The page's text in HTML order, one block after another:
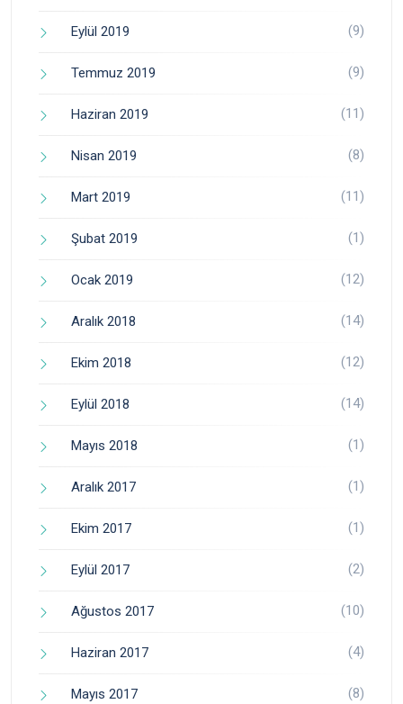
Eylül 2019 (9)
Temmuz 2019 (9)
Haziran 2019 (11)
Nisan 2019 (8)
Mart 2019 (11)
Şubat 2019 (1)
Ocak 2019 (12)
Aralık 2018 (14)
Ekim 2018 (12)
Eylül 2018 (14)
Mayıs 2018 (1)
Aralık 2017 (1)
Ekim 2017 (1)
Eylül 2017 (2)
Ağustos 2017 (10)
Haziran 2017 (4)
Mayıs 2017 (8)